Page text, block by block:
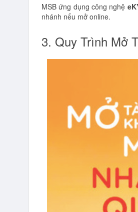
MSB ứng dụng công nghệ
nhánh nếu mở online.
3. Quy Trình Mở